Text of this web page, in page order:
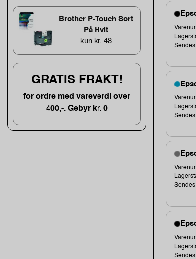
Brother P-Touch Sort
På Hvit
kun kr. 48
GRATIS FRAKT!
for ordre med vareverdi over
400,-. Gebyr kr. 0